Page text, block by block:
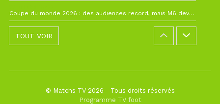
Coupe du monde 2026 : des audiences record, mais M6 devrait perdre très gros !
TOUT VOIR
© Matchs TV 2026 - Tous droits réservés
Programme TV foot